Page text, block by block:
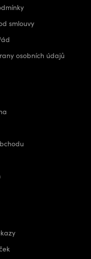
smlouvy
osobních údajů